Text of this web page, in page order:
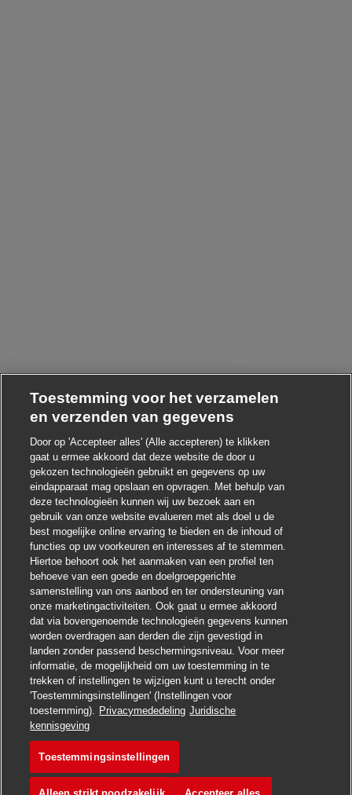
Solliciteren
Vacature opslaan
Toestemming voor het verzamelen
en verzenden van gegevens
Door op 'Accepteer alles' (Alle accepteren) te klikken
gaat u ermee akkoord dat deze website de door u
gekozen technologieën gebruikt en gegevens op uw
eindapparaat mag opslaan en opvragen. Met behulp van
deze technologieën kunnen wij uw bezoek aan en
gebruik van onze website evalueren met als doel u de
best mogelijke online ervaring te bieden en de inhoud of
functies op uw voorkeuren en interesses af te stemmen.
Hiertoe behoort ook het aanmaken van een profiel ten
behoeve van een goede en doelgroepgerichte
samenstelling van ons aanbod en ter ondersteuning van
onze marketingactiviteiten. Ook gaat u ermee akkoord
dat via bovengenoemde technologieën gegevens kunnen
worden overdragen aan derden die zijn gevestigd in
landen zonder passend beschermingsniveau. Voor meer
informatie, de mogelijkheid om uw toestemming in te
trekken of instellingen te wijzigen kunt u terecht onder
'Toestemmingsinstellingen' (Instellingen voor
toestemming). Privacymededeling Juridische
kennisgeving
Toestemmingsinstellingen
! Heb je interesse in deze baan? Chatbot-melding sluiten
Ik ben geïnteresseerd
Soortgelijke banen zoeken